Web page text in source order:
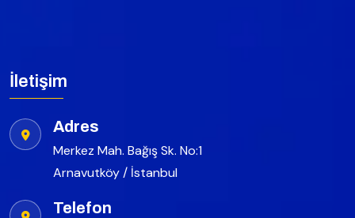
İletişim
Adres
Merkez Mah. Bağış Sk. No:1
Arnavutköy / İstanbul
Telefon